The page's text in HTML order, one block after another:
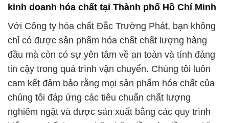
kinh doanh hóa chất tại Thành phố Hồ Chí Minh
Với Công ty hóa chất Đắc Trường Phát, bạn không
chỉ có được sản phẩm hóa chất chất lượng hàng
đầu mà còn có sự yên tâm về an toàn và tính đáng
tin cậy trong quá trình vận chuyển. Chúng tôi luôn
cam kết đảm bảo rằng mọi sản phẩm hóa chất của
chúng tôi đáp ứng các tiêu chuẩn chất lượng
nghiêm ngặt và được sản xuất bằng các quy trình